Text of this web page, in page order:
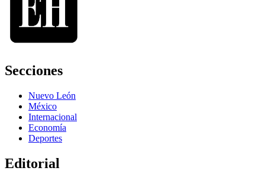
Secciones
Nuevo León
México
Internacional
Economía
Deportes
Editorial